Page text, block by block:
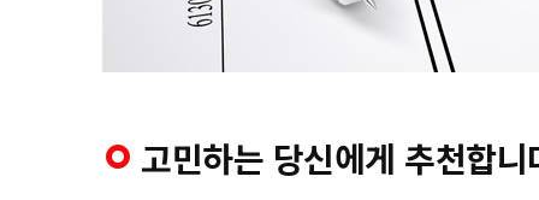
고민하는 당신에게 추천합